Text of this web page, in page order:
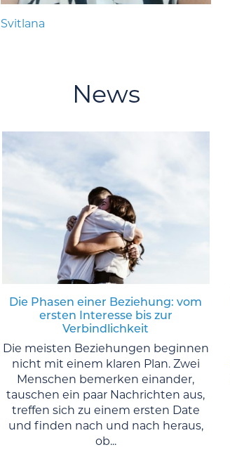
Svitlana
News
Die Phasen einer Beziehung: vom
ersten Interesse bis zur
Verbindlichkeit
Die meisten Beziehungen beginnen
nicht mit einem klaren Plan. Zwei
Menschen bemerken einander,
tauschen ein paar Nachrichten aus,
treffen sich zu einem ersten Date
und finden nach und nach heraus,
ob...